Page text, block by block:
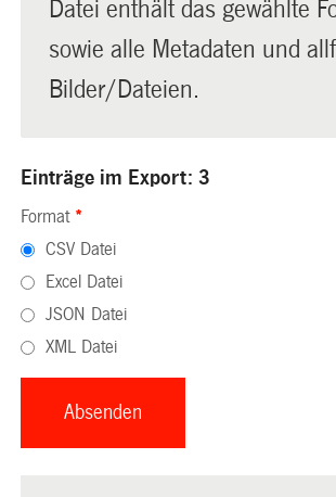
Datei enthält das gewählte
sowie alle Metadaten und
Bilder/Dateien.
Einträge im Export: 3
Format *
CSV Datei
Excel Datei
JSON Datei
XML Datei